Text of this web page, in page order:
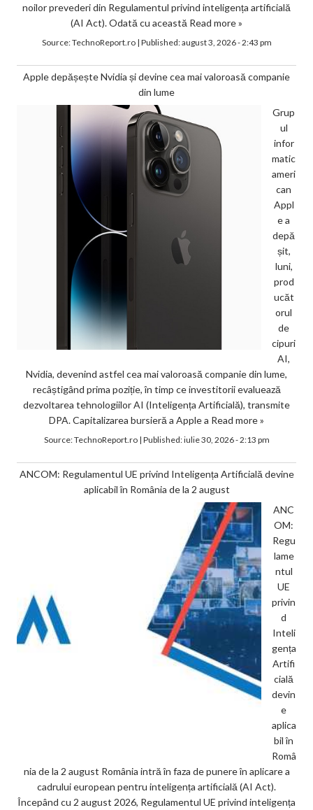
noilor prevederi din Regulamentul privind inteligența artificială
(AI Act). Odată cu această Read more »
Source:TechnoReport.ro| Published:august 3, 2026 - 2:43 pm
Apple depășește Nvidia și devine cea mai valoroasă companie
din lume
Grup
ul
infor
matic
ameri
can
Appl
e a
depă
șit,
luni,
prod
ucăt
orul
de
cipuri
AI,
Nvidia, devenind astfel cea mai valoroasă companie din lume,
recâștigând prima poziție, în timp ce investitorii evaluează
dezvoltarea tehnologiilor AI (Inteligența Artificială), transmite
DPA. Capitalizarea bursieră a Apple a Read more »
Source:TechnoReport.ro| Published:iulie 30, 2026 - 2:13 pm
ANCOM: Regulamentul UE privind Inteligența Artificială devine
aplicabil în România de la 2 august
ANC
OM:
Regu
lame
ntul
UE
privin
d
Inteli
gența
Artifi
cială
devin
e
aplica
bil în
Româ
nia de la 2 august România intră în faza de punere în aplicare a
cadrului european pentru inteligența artificială (AI Act).
Începând cu 2 august 2026, Regulamentul UE privind inteligența